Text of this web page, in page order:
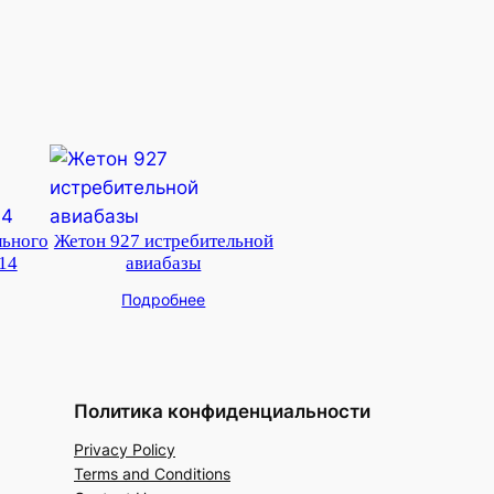
Жетон 927 истребительной
авиабазы
Подробнее
Политика конфиденциальности
Privacy Policy
Terms and Conditions